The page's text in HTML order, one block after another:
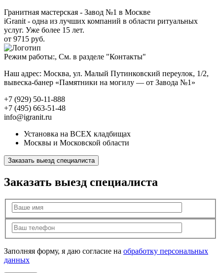
Гранитная мастерская - Завод №1 в Москве
iGranit - одна из лучших компаний в области ритуальных
услуг. Уже более 15 лет.
от 9715 руб.
Режим работы:, См. в разделе "Контакты"
Наш адрес: Москва, ул. Малый Путинковский переулок, 1/2,
вывеска-банер «Памятники на могилу — от Завода №1»
+7 (929) 50-11-888
+7 (495) 663-51-48
info@igranit.ru
Установка на ВСЕХ кладбищах
Москвы и Московской области
Заказать выезд специалиста
Заказать выезд специалиста
Заполняя форму, я даю согласие на обработку персональных
данных